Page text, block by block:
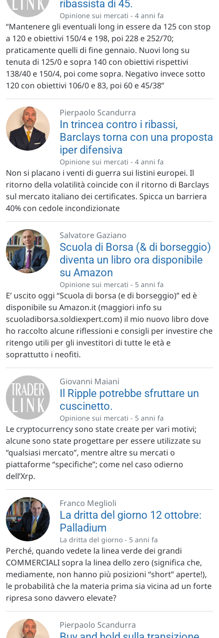
ribassista di 45.
Opinione sui mercati - 4 anni fa
“Mantenere gli eventuali long in essere da 125 con stop
a 120 e obiettivi 150/4 e 198, poi 228 e 252/70;
praticamente quelli di fine gennaio. Nuovi long su
tenuta di 125/0 e sopra 140 con obiettivi rispettivi
138/40 e 150/4, poi come sopra. Negativo invece sotto
120 con obiettivi 106/0 e 83, poi 60 e 45/38”
Pierpaolo Scandurra
In trincea contro i ribassi,
Barclays torna con una proposta
iper difensiva
Opinione sui mercati - 4 anni fa
Non si placano i venti di guerra sui listini europei. Il
ritorno della volatilità coincide con il ritorno di Barclays
sul mercato italiano dei certificates. Spicca un barriera
40% con cedole incondizionate
Salvatore Gaziano
Scuola di Borsa (& di borseggio)
diventa un libro ora disponibile
su Amazon
Opinione sui mercati - 5 anni fa
E’ uscito oggi “Scuola di borsa (e di borseggio)” ed è
disponibile su Amazon.it (maggiori info su
scuoladiborsa.soldiexpert.com) il mio nuovo libro dove
ho raccolto alcune riflessioni e consigli per investire che
ritengo utili per gli investitori di tutte le età e
soprattutto i neofiti.
Giovanni Maiani
Il Ripple potrebbe sfruttare un
cuscinetto.
Opinione sui mercati - 5 anni fa
Le cryptocurrency sono state create per vari motivi;
alcune sono state progettare per essere utilizzate su
“qualsiasi mercato”, mentre altre su mercati o
piattaforme “specifiche”; come nel caso odierno
dell’Xrp.
Franco Meglioli
La dritta del giorno 12 ottobre:
Palladium
La dritta del giorno - 5 anni fa
Perché, quando vedete la linea verde dei grandi
COMMERCIALI sopra la linea dello zero (significa che,
mediamente, non hanno più posizioni “short” aperte!),
le probabilità che la materia prima sia vicina ad un forte
ripresa sono davvero elevate?
Pierpaolo Scandurra